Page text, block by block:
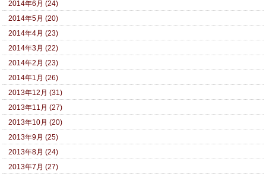
2014年6月 (24)
2014年5月 (20)
2014年4月 (23)
2014年3月 (22)
2014年2月 (23)
2014年1月 (26)
2013年12月 (31)
2013年11月 (27)
2013年10月 (20)
2013年9月 (25)
2013年8月 (24)
2013年7月 (27)